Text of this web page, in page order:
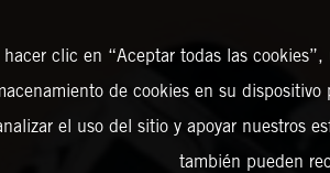
clic en “Aceptar todas las
de cookies en su
el uso del sitio y apoyar nuestros
también pueden